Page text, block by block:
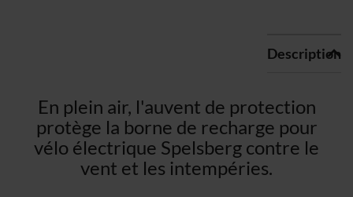
Description
En plein air, l'auvent de protection
protège la borne de recharge pour
vélo électrique Spelsberg contre le
vent et les intempéries.